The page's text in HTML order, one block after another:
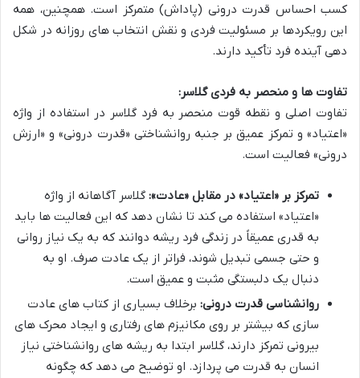
کسب احساس قدرت درونی (پاداش) متمرکز است. همچنین، همه
این رویکردها بر مسئولیت فردی و نقش انتخاب های روزانه در شکل
دهی آینده فرد تأکید دارند.
تفاوت ها و منحصر به فردی گلاسر:
تفاوت اصلی و نقطه قوت منحصر به فرد گلاسر در استفاده از واژه
«اعتیاد» و تمرکز عمیق بر جنبه روانشناختی «قدرت درونی» و «ارزش
درونی» فعالیت است.
تمرکز بر «اعتیاد» در مقابل «عادت»: گلاسر آگاهانه از واژه
«اعتیاد» استفاده می کند تا نشان دهد که این فعالیت ها باید
به قدری عمیقاً در زندگی فرد ریشه دوانند که به یک نیاز روانی
و حتی جسمی تبدیل شوند، فراتر از یک عادت صرف. او به
دنبال یک دلبستگی مثبت و عمیق است.
روانشناسی قدرت درونی: برخلاف بسیاری از کتاب های عادت
سازی که بیشتر بر روی مکانیزم های رفتاری و ایجاد محرک های
بیرونی تمرکز دارند، گلاسر ابتدا به ریشه های روانشناختی نیاز
انسان به قدرت می پردازد. او توضیح می دهد که چگونه